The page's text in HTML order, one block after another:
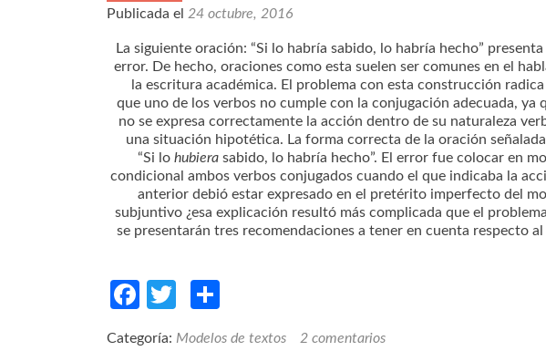
Publicada el 24 octubre, 2016
La siguiente oración: “Si lo habría sabido, lo habría hecho” presenta
error. De hecho, oraciones como esta suelen ser comunes en el
la escritura académica. El problema con esta construcción radica
que uno de los verbos no cumple con la conjugación adecuada, ya
no se expresa correctamente la acción dentro de su naturaleza
una situación hipotética. La forma correcta de la oración
“Si lo hubiera sabido, lo habría hecho”. El error fue colocar en
condicional ambos verbos conjugados cuando el que indicaba la
anterior debió estar expresado en el pretérito imperfecto del
subjuntivo ¿esa explicación resultó más complicada que el
se presentarán tres recomendaciones a tener en cuenta respecto
Facebook
Twitter
Categoría: Modelos de textos 2 comentarios